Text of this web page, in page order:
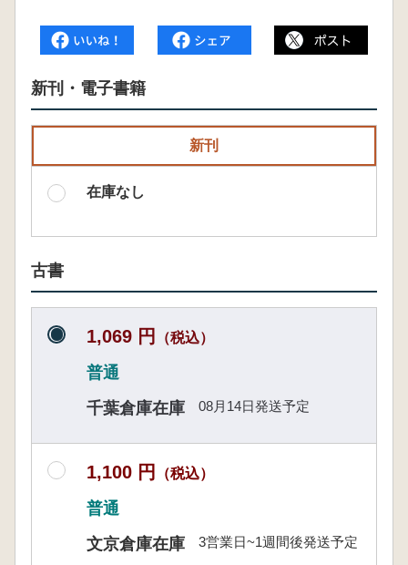
新刊・電子書籍
新刊
在庫なし
古書
1,069 円 （税込）
普通
千葉倉庫在庫
08月14日発送予定
1,100 円 （税込）
普通
文京倉庫在庫
3営業日~1週間後発送予定